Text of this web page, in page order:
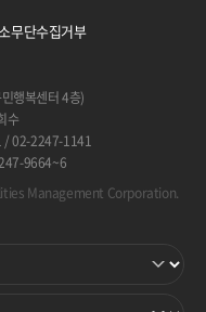
무단수집거부
행복센터 4층)
박희수
/ 02-2247-1141
9664~6
Management Corporation.